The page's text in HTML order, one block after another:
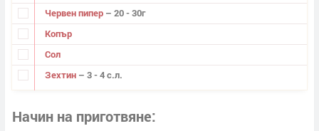
Червен пипер – 20 - 30г
Копър
Сол
Зехтин – 3 - 4 с.л.
Начин на приготвяне